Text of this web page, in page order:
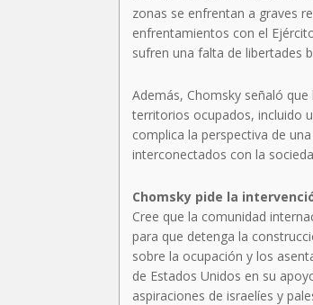
zonas se enfrentan a graves
enfrentamientos con el
sufren una falta de libertades
Además, Chomsky señaló
territorios ocupados, incluido
complica la perspectiva de
interconectados con la
Chomsky pide la
Cree que la comunidad
para que detenga la
sobre la ocupación y los
de Estados Unidos en su
aspiraciones de israelíes y